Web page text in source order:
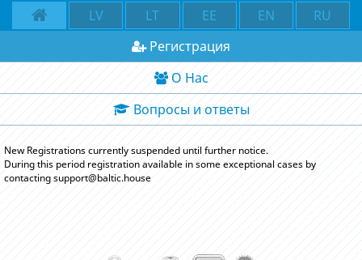
LV LT EE EN
RU
Регистрация
О Нас
Вопросы и ответы
New Registrations currently suspended until further notice.
During this period registration available in some exceptional cases by
contacting support@baltic.house